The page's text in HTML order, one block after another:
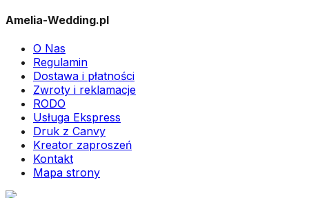
Amelia-Wedding.pl
O Nas
Regulamin
Dostawa i płatności
Zwroty i reklamacje
RODO
Usługa Ekspress
Druk z Canvy
Kreator zaproszeń
Kontakt
Mapa strony